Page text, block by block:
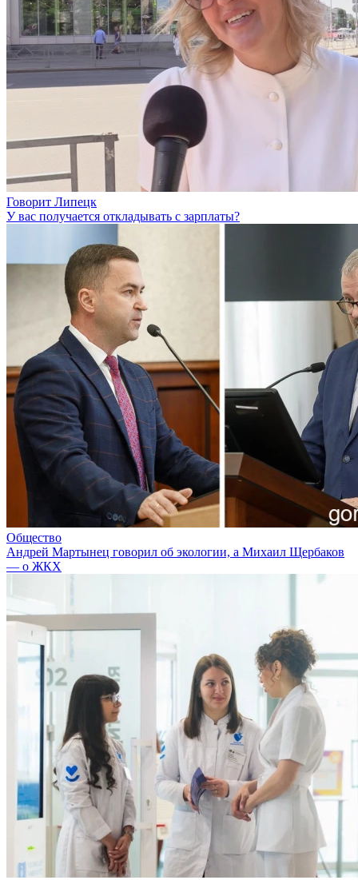
Говорит Липецк
У вас получается откладывать с зарплаты?
Общество
Андрей Мартынец говорил об экологии, а Михаил Щербаков
— о ЖКХ